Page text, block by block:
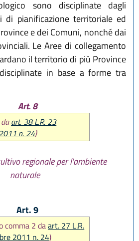
sono disciplinate dagli
di pianificazione territoriale ed
e dei Comuni, nonché dai
Le Aree di collegamento
il territorio di più Province
in base a forme tra
Art. 8
art. 38 L.R. 23
n. 24)
regionale per l'ambiente
naturale
Art. 9
comma 2 daart. 27 L.R.
2011 n. 24)